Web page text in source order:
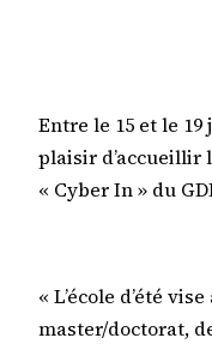
Entre le 15 et le 19
plaisir d’accueillir
« Cyber In » du
« L’école d’été
master/doctorat,